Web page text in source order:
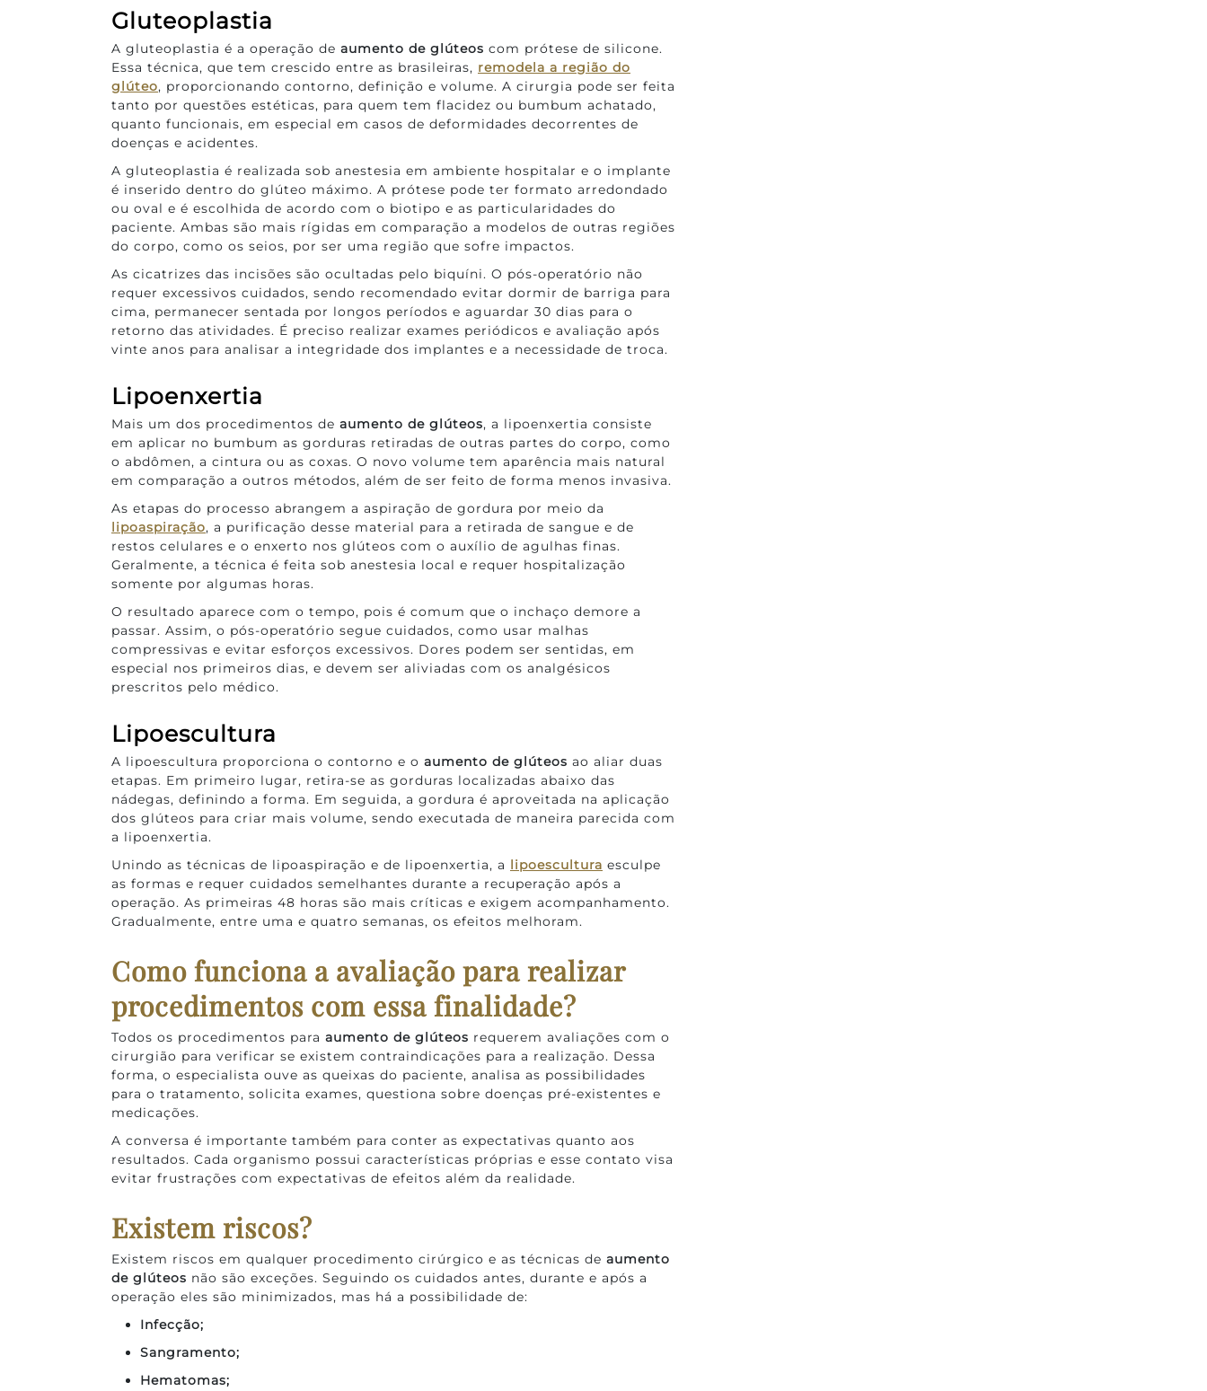
Gluteoplastia
A gluteoplastia é a operação de aumento de glúteos com prótese de silicone.
Essa técnica, que tem crescido entre as brasileiras, remodela a região do
glúteo, proporcionando contorno, definição e volume. A cirurgia pode ser feita
tanto por questões estéticas, para quem tem flacidez ou bumbum achatado,
quanto funcionais, em especial em casos de deformidades decorrentes de
doenças e acidentes.
A gluteoplastia é realizada sob anestesia em ambiente hospitalar e o implante
é inserido dentro do glúteo máximo. A prótese pode ter formato arredondado
ou oval e é escolhida de acordo com o biotipo e as particularidades do
paciente. Ambas são mais rígidas em comparação a modelos de outras regiões
do corpo, como os seios, por ser uma região que sofre impactos.
As cicatrizes das incisões são ocultadas pelo biquíni. O pós-operatório não
requer excessivos cuidados, sendo recomendado evitar dormir de barriga para
cima, permanecer sentada por longos períodos e aguardar 30 dias para o
retorno das atividades. É preciso realizar exames periódicos e avaliação após
vinte anos para analisar a integridade dos implantes e a necessidade de troca.
Lipoenxertia
Mais um dos procedimentos de aumento de glúteos, a lipoenxertia consiste
em aplicar no bumbum as gorduras retiradas de outras partes do corpo, como
o abdômen, a cintura ou as coxas. O novo volume tem aparência mais natural
em comparação a outros métodos, além de ser feito de forma menos invasiva.
As etapas do processo abrangem a aspiração de gordura por meio da
lipoaspiração, a purificação desse material para a retirada de sangue e de
restos celulares e o enxerto nos glúteos com o auxílio de agulhas finas.
Geralmente, a técnica é feita sob anestesia local e requer hospitalização
somente por algumas horas.
O resultado aparece com o tempo, pois é comum que o inchaço demore a
passar. Assim, o pós-operatório segue cuidados, como usar malhas
compressivas e evitar esforços excessivos. Dores podem ser sentidas, em
especial nos primeiros dias, e devem ser aliviadas com os analgésicos
prescritos pelo médico.
Lipoescultura
A lipoescultura proporciona o contorno e o aumento de glúteos ao aliar duas
etapas. Em primeiro lugar, retira-se as gorduras localizadas abaixo das
nádegas, definindo a forma. Em seguida, a gordura é aproveitada na aplicação
dos glúteos para criar mais volume, sendo executada de maneira parecida com
a lipoenxertia.
Unindo as técnicas de lipoaspiração e de lipoenxertia, a
lipoescultura esculpe
as formas e requer cuidados semelhantes durante a recuperação após a
operação. As primeiras 48 horas são mais críticas e exigem acompanhamento.
Gradualmente, entre uma e quatro semanas, os efeitos melhoram.
Como funciona a avaliação para realizar
procedimentos com essa finalidade?
Todos os procedimentos para aumento de glúteos requerem avaliações com o
cirurgião para verificar se existem contraindicações para a realização. Dessa
forma, o especialista ouve as queixas do paciente, analisa as possibilidades
para o tratamento, solicita exames, questiona sobre doenças pré-existentes e
medicações.
A conversa é importante também para conter as expectativas quanto aos
resultados. Cada organismo possui características próprias e esse contato visa
evitar frustrações com expectativas de efeitos além da realidade.
Existem riscos?
Existem riscos em qualquer procedimento cirúrgico e as técnicas de aumento
de glúteos não são exceções. Seguindo os cuidados antes, durante e após a
operação eles são minimizados, mas há a possibilidade de:
Infecção;
Sangramento;
Hematomas;